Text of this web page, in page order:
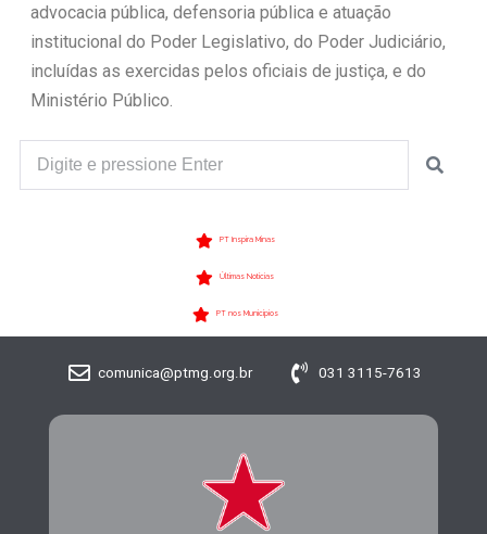
advocacia pública, defensoria pública e atuação
institucional do Poder Legislativo, do Poder Judiciário,
incluídas as exercidas pelos oficiais de justiça, e do
Ministério Público.
PT Inspira Minas
Últimas Notícias
PT nos Municípios
comunica@ptmg.org.br 031 3115-7613